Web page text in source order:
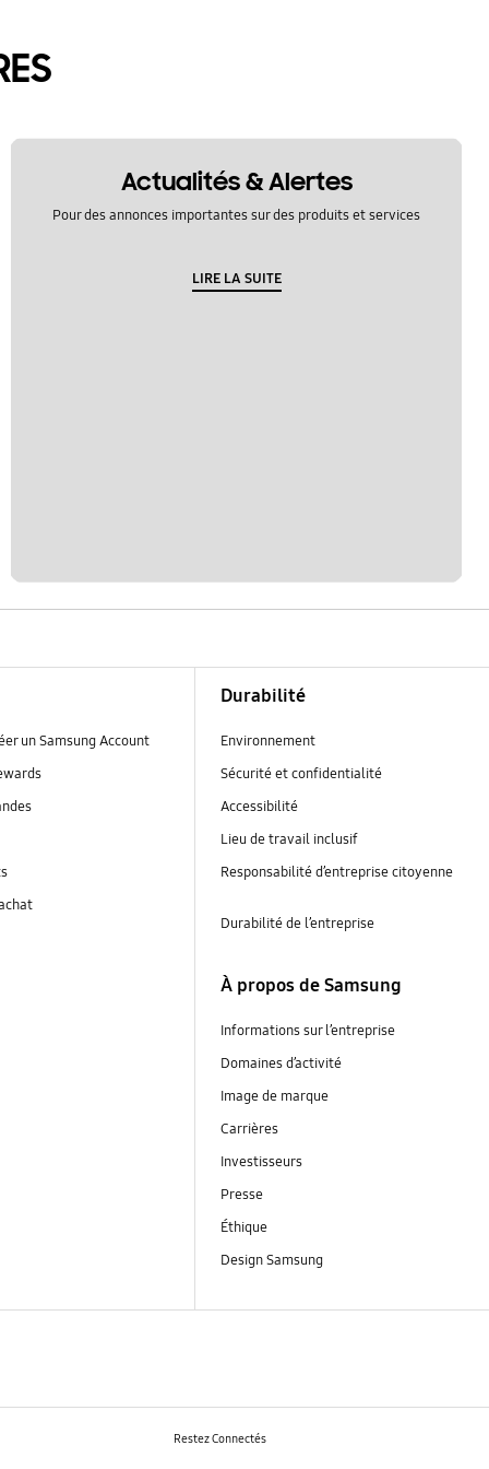
Actualités & Alertes
Pour des annonces importantes sur des produits et services
LIRE LA SUITE
un Samsung Account
Durabilité
Environnement
Sécurité et confidentialité
Accessibilité
Lieu de travail inclusif
Responsabilité d’entreprise citoyenne
Durabilité de l’entreprise
À propos de Samsung
Informations sur l’entreprise
Domaines d’activité
Image de marque
Carrières
Investisseurs
Presse
Éthique
Design Samsung
Restez Connectés